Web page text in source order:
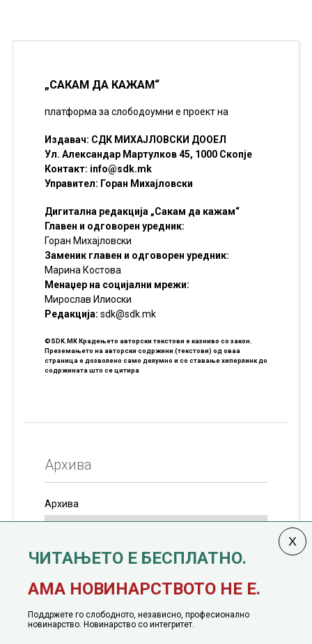
„САКАМ ДА КАЖАМ“
платформа за слободоумни е проект на
Издавач: СДК МИХАЈЛОВСКИ ДООЕЛ
Ул. Александар Мартулков 45, 1000 Скопје
Контакт: info@sdk.mk
Управител: Горан Михајловски
Дигитална редакција „Сакам да кажам“
Главен и одговорен уредник:
Горан Михајловски
Заменик главен и одговорен уредник:
Марина Костова
Менаџер на социјални мрежи:
Мирослав Илиоски
Редакцијa: sdk@sdk.mk
©SDK.MK Крадењето авторски текстови е казниво со закон.
Преземањето на авторски содржини (текстови) од оваа
страница е дозволено само делумно и со ставање хиперлинк до
содржината што се цитира
Архива
Архива
јануари, 1991 година
ЧИТАЊЕТО Е БЕСПЛАТНО.
АМА НОВИНАРСТВОТО НЕ Е.
Поддржете го слободното, независно, професионално
новинарство. Новинарство со интегритет.